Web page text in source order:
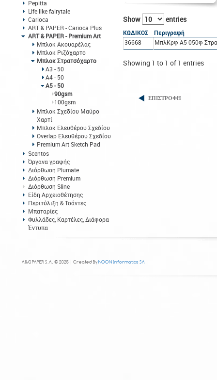
Pepitta
Life like fairytale
Carioca
ART & PAPER - Carioca Plus
ART & PAPER - Premium Art
Μπλοκ Ακουαρέλας
Μπλοκ Ριζόχαρτο
Μπλοκ Στρατσόχαρτο
Α3 - 50
Α4 - 50
Α5 - 50
90gsm
100gsm
Μπλοκ Σχεδίου Μαύρο
Χαρτί
Μπλοκ Ελευθέρου Σχεδίου
Overlap Ελευθέρου Σχεδίου
Premium Art Sketch Pad
Scentos
Όργανα γραφής
Διόρθωση Plumate
Διόρθωση Premium
Διόρθωση Sline
Είδη Αρχειοθέτησης
Περιτύλιξη & Τσάντες
Μπαταρίες
Φυλλάδες, Καρτέλες, Διάφορα
Έντυπα
Show entries
ΚΩΔΙΚΟΣ
Περιγραφή
36668
ΜπλΚρφ A5 050φ
Showing 1 to 1 of 1 entries
ΕΠΙΣΤΡΟΦΗ
A&G PAPER S.A. © 2025 | Created ByNOON Informatics SA